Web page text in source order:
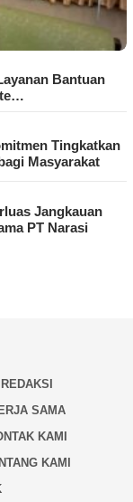
Bantuan
Tingkatkan
Masyarakat
Jangkauan
PT Narasi
REDAKSI
SAMA
KAMI
KAMI